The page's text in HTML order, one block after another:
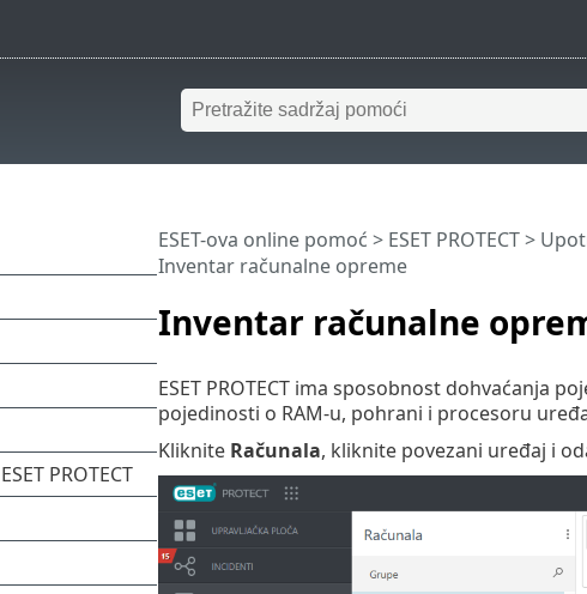
Inventar računalne
ESET-ova online pomoć > ESET PROTECT>
Inventar računalne opreme
ESET PROTECT ima sposobnost dohvaćanja
pojedinosti o RAM-u, pohrani i procesoru
Kliknite Računala, kliknite povezani uređaj i